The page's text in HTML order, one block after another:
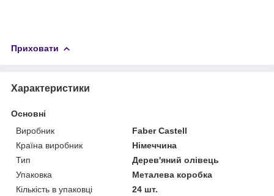
Приховати
Характеристики
Основні
Виробник
Faber Castell
Країна виробник
Німеччина
Тип
Дерев'яний олівець
Упаковка
Металева коробка
Кількість в упаковці
24 шт.